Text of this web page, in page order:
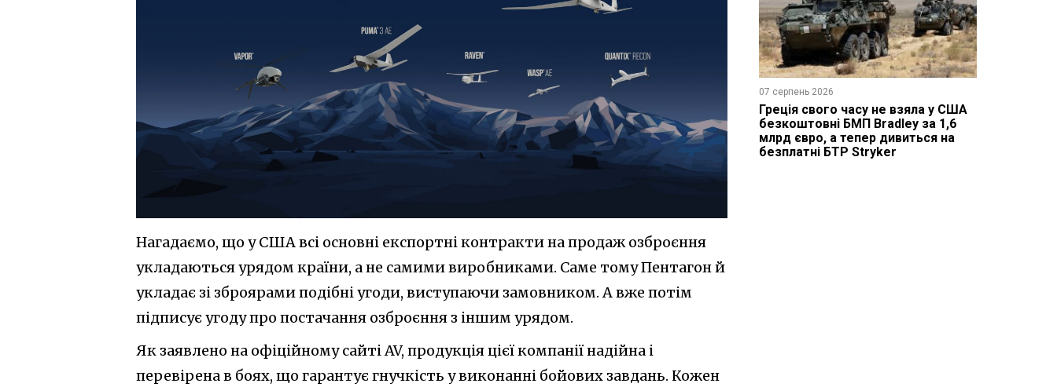
Нагадаємо, що у США всі основні експортні контракти на продаж озброєння
укладаються урядом країни, а не самими виробниками. Саме тому Пентагон й
укладає зі зброярами подібні угоди, виступаючи замовником. А вже потім
підписує угоду про постачання озброєння з іншим урядом.
Як заявлено на офіційному сайті AV, продукція цієї компанії надійна і
перевірена в боях, що гарантує гнучкість у виконанні бойових завдань. Кожен
07 серпень 2026
Греція свого часу не взяла у США
безкоштовні БМП Bradley за 1,6
млрд євро, а тепер дивиться на
безплатні БТР Stryker